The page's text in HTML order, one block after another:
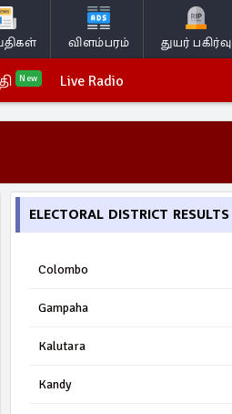
விளம்பரம் துயர் பகிர்வு
New Live Radio
ELECTORAL DISTRICT RESULTS
Colombo
Gampaha
Kalutara
Kandy